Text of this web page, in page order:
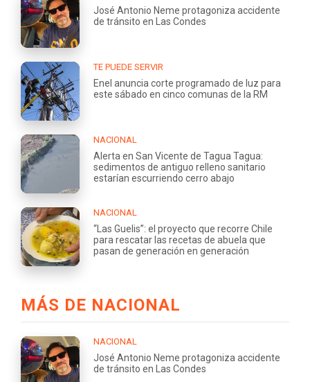
José Antonio Neme protagoniza accidente
de tránsito en Las Condes
TE PUEDE SERVIR
Enel anuncia corte programado de luz para
este sábado en cinco comunas de la RM
NACIONAL
Alerta en San Vicente de Tagua Tagua:
sedimentos de antiguo relleno sanitario
estarían escurriendo cerro abajo
NACIONAL
“Las Guelis”: el proyecto que recorre Chile
para rescatar las recetas de abuela que
pasan de generación en generación
MÁS DE NACIONAL
NACIONAL
José Antonio Neme protagoniza accidente
de tránsito en Las Condes